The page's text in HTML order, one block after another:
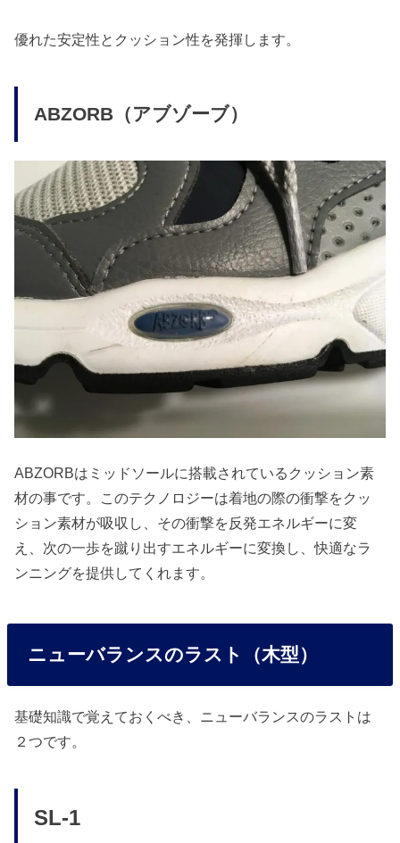
優れた安定性とクッション性を発揮します。
ABZORB（アブゾーブ）
ABZORBはミッドソールに搭載されているクッション素
材の事です。このテクノロジーは着地の際の衝撃をクッ
ション素材が吸収し、その衝撃を反発エネルギーに変
え、次の一歩を蹴り出すエネルギーに変換し、快適なラ
ンニングを提供してくれます。
ニューバランスのラスト（木型）
基礎知識で覚えておくべき、ニューバランスのラストは
２つです。
SL-1